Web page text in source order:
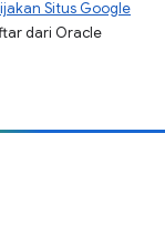
Situs Google
dari Oracle